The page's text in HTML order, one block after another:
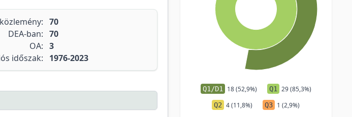
70
DEA-ban: 70
OA: 3
időszak:
1976-2023
Q1/D1 18 (52,9%) Q1 29 (85,3%)
Q2 4 (11,8%) Q3 1 (2,9%)